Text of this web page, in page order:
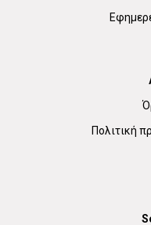
Πολιτική